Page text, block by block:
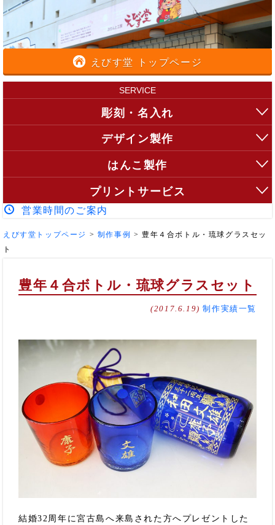
えびす堂 トップページ
SERVICE
彫刻・名入れ
デザイン製作
はんこ製作
プリントサービス
営業時間のご案内
えびす堂トップページ > 制作事例 > 豊年４合ボトル・琉球グラスセッ
ト
豊年４合ボトル・琉球グラスセット
(2017.6.19) 制作実績一覧
結婚32周年に宮古島へ来島された方へプレゼントした